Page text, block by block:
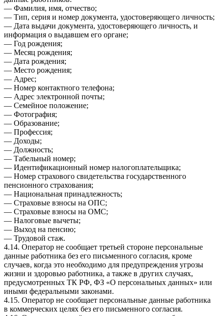
— Фамилия, имя, отчество;
— Тип, серия и номер документа, удостоверяющего личность;
— Дата выдачи документа, удостоверяющего личность, и
информация о выдавшем его органе;
— Год рождения;
— Месяц рождения;
— Дата рождения;
— Место рождения;
— Адрес;
— Номер контактного телефона;
— Адрес электронной почты;
— Семейное положение;
— Фотография;
— Образование;
— Профессия;
— Доходы;
— Должность;
— Табельный номер;
— Идентификационный номер налогоплательщика;
— Номер страхового свидетельства государственного
пенсионного страхования;
— Национальная принадлежность;
— Страховые взносы на ОПС;
— Страховые взносы на ОМС;
— Налоговые вычеты;
— Выход на пенсию;
— Трудовой стаж.
4.14. Оператор не сообщает третьей стороне персональные
данные работника без его письменного согласия, кроме
случаев, когда это необходимо для предупреждения угрозы
жизни и здоровью работника, а также в других случаях,
предусмотренных ТК РФ, ФЗ «О персональных данных» или
иными федеральными законами.
4.15. Оператор не сообщает персональные данные работника
в коммерческих целях без его письменного согласия.